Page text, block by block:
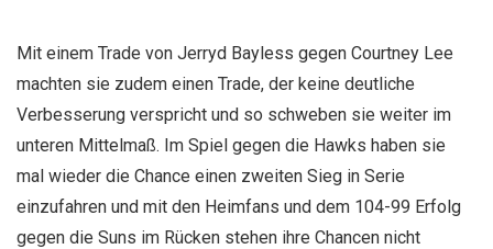
Mit einem Trade von Jerryd Bayless gegen Courtney Lee
machten sie zudem einen Trade, der keine deutliche
Verbesserung verspricht und so schweben sie weiter im
unteren Mittelmaß. Im Spiel gegen die Hawks haben sie
mal wieder die Chance einen zweiten Sieg in Serie
einzufahren und mit den Heimfans und dem 104-99 Erfolg
gegen die Suns im Rücken stehen ihre Chancen nicht